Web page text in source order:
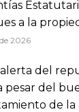
a la
2026
del
pesar del
de la